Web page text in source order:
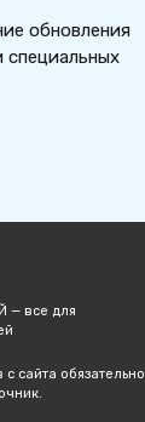
обновления
специальных
— все для
сайта обязательно